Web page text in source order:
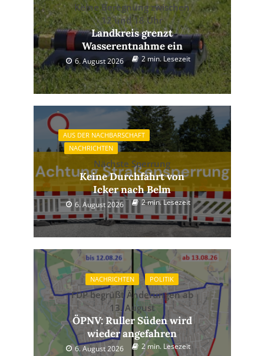
Keine Beregnung zwischen
12 und 18 Uhr
Landkreis grenzt
Wasserentnahme ein
6. August 2026 2 min. Lesezeit
AUS DER NACHBARSCHAFT
NACHRICHTEN
Nächste Sperrung
Keine Durchfahrt von
Icker nach Belm
6. August 2026 2 min. Lesezeit
NACHRICHTEN POLITIK
FDP begrüßt Änderungen ab
13. August
ÖPNV: Ruller Süden wird
wieder angefahren
6. August 2026 2 min. Lesezeit